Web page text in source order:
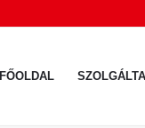
FŐOLDAL